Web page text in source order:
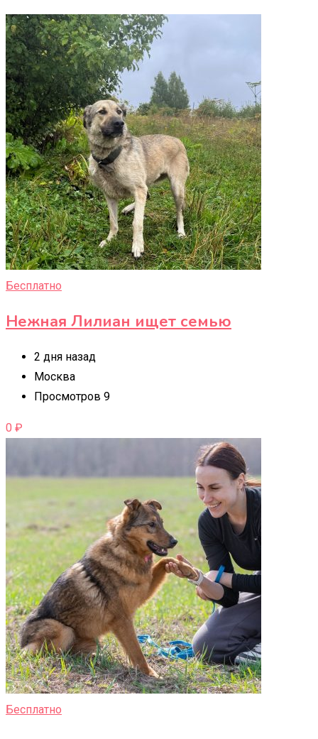
Бесплатно
Нежная Лилиан ищет семью
2 дня назад
Москва
Просмотров 9
0 ₽
Бесплатно